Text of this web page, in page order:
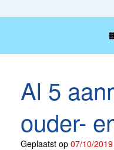
Al 5
ouder-
Geplaatst op 07/10/2019